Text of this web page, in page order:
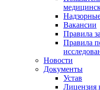
Вакансии
Правила
Правила
Новости
Документы
Устав
Лицензия